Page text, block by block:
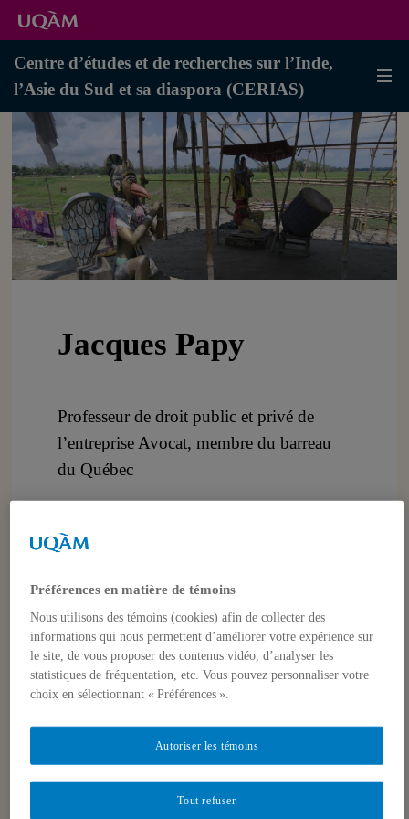
Centre d’études et de recherches sur l’Inde,
l’Asie du Sud et sa diaspora (CERIAS)
Jacques Papy
Professeur de droit public et privé de
l’entreprise Avocat, membre du barreau
du Québec
Université du Québec à Montréal
Département des sciences juridiques, bureau W-
3320
papy.jacques@uqam.ca
Publications et activités
Préférences en matière de témoins
Nous utilisons des témoins (cookies) afin de collecter des
informations qui nous permettent d’améliorer votre expérience sur
le site, de vous proposer des contenus vidéo, d’analyser les
statistiques de fréquentation, etc. Vous pouvez personnaliser votre
choix en sélectionnant « Préférences ».
Tout refuser
Autoriser les témoins